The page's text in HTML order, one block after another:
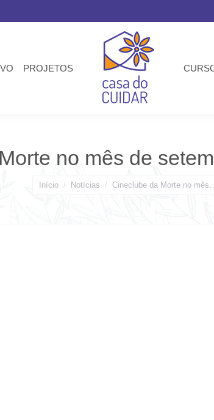
PROJETOS
no mês de
Você está aqui:
Início Notícias Cineclube da Morte no